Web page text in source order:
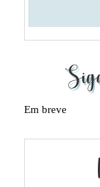
Em breve